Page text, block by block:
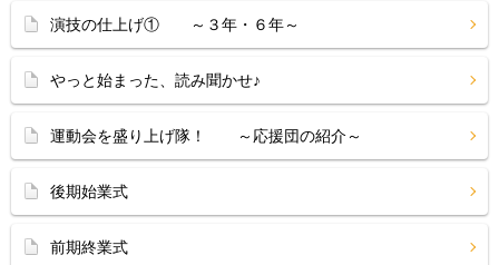
演技の仕上げ① ～３年・６年～
やっと始まった、読み聞かせ♪
運動会を盛り上げ隊！ ～応援団の紹介～
後期始業式
前期終業式